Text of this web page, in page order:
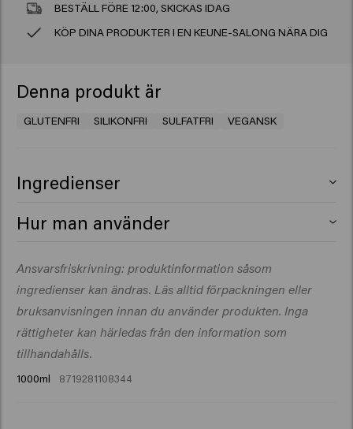
BESTÄLL FÖRE 12:00, SKICKAS IDAG
KÖP DINA PRODUKTER I EN KEUNE-SALONG NÄRA DIG
Denna produkt är
GLUTENFRI SILIKONFRI SULFATFRI VEGANSK
Ingredienser
Cocamidopropyl Betaine, Glycerin, PEG-40
Glucoside, Guar Hydroxypropyltrimonium Chloride,
Sodium Chloride, Betaine, Coco-Glucoside, Glyceryl
Oleate, Sodium Benzoate, Hydroxyethylcellulose,
Glyceryl Laurate, Citric Acid, Acrylates/C10-30 Alkyl
Acrylate Crosspolymer, Lactobacillus/Punica Granatum
(Willow) Bark Extract, Galactoarabinan, Salvia Hispanica
Hur man använder
vill.
Ansvarsfriskrivning: produktinformation såsom
ingredienser kan ändras. Läs alltid förpackningen eller
bruksanvisningen innan du använder produkten. Inga
rättigheter kan härledas från den information som
tillhandahålls.
1000ml 8719281108344